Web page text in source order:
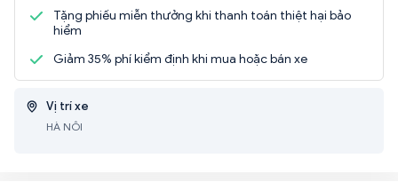
Tặng phiếu miễn thưởng khi thanh toán thiệt hại bảo
hiểm
Giảm 35% phí kiểm định khi mua hoặc bán xe
Vị trí xe
HÀ NÔI